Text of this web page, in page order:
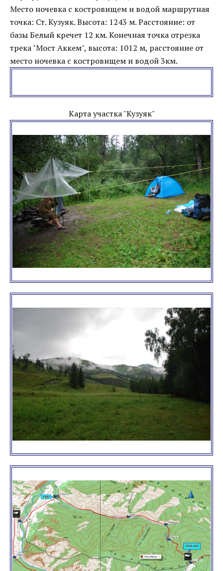
Место ночевка с костровищем и водой маршрутная
точка: Ст. Кузуяк. Высота: 1243 м. Расстояние: от
базы Белый кречет 12 км. Конечная точка отрезка
трека "Мост Аккем", высота: 1012 м, расстояние от
место ночевка с костровищем и водой 3км.
Карта участка "Кузуяк"